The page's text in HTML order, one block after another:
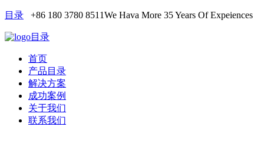
目录 +86 180 3780 8511We Hava More 35 Years Of Expeiences
目录
首页
产品目录
解决方案
成功案例
关于我们
联系我们